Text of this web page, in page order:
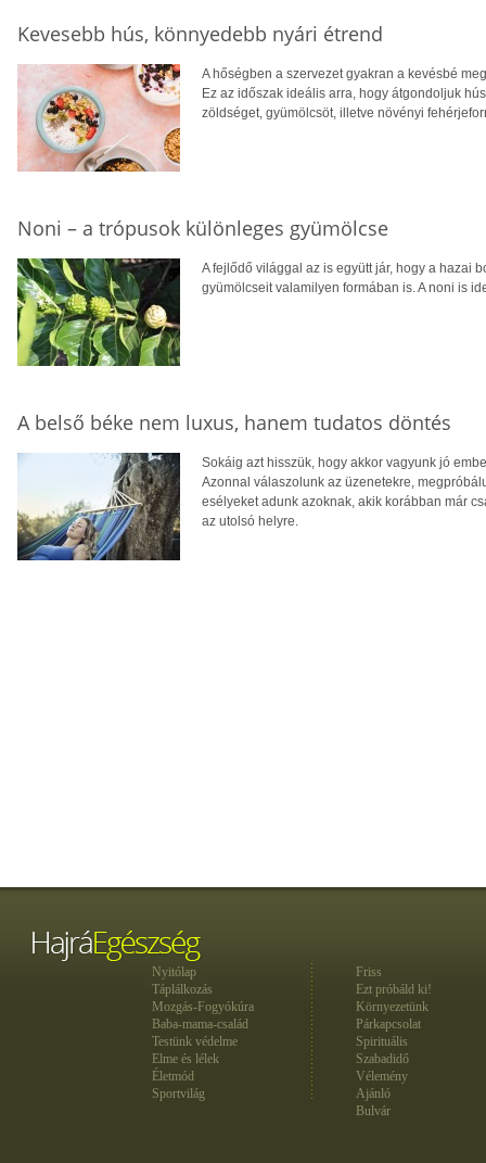
Kevesebb hús, könnyedebb nyári étrend
A hőségben a szervezet gyakran a kevésbé
Ez az időszak ideális arra, hogy átgondoljuk
zöldséget, gyümölcsöt, illetve növényi
Noni – a trópusok különleges gyümölcse
A fejlődő világgal az is együtt jár, hogy a hazai
gyümölcseit valamilyen formában is. A noni is
A belső béke nem luxus, hanem tudatos döntés
Sokáig azt hisszük, hogy akkor vagyunk jó
Azonnal válaszolunk az üzenetekre,
esélyeket adunk azoknak, akik korábban már
az utolsó helyre.
Nyitólap
Táplálkozás
Mozgás-Fogyókúra
Baba-mama-család
Testünk védelme
Elme és lélek
Életmód
Sportvilág
Friss
Ezt próbáld ki!
Környezetünk
Párkapcsolat
Spirituális
Szabadidő
Vélemény
Ajánló
Bulvár